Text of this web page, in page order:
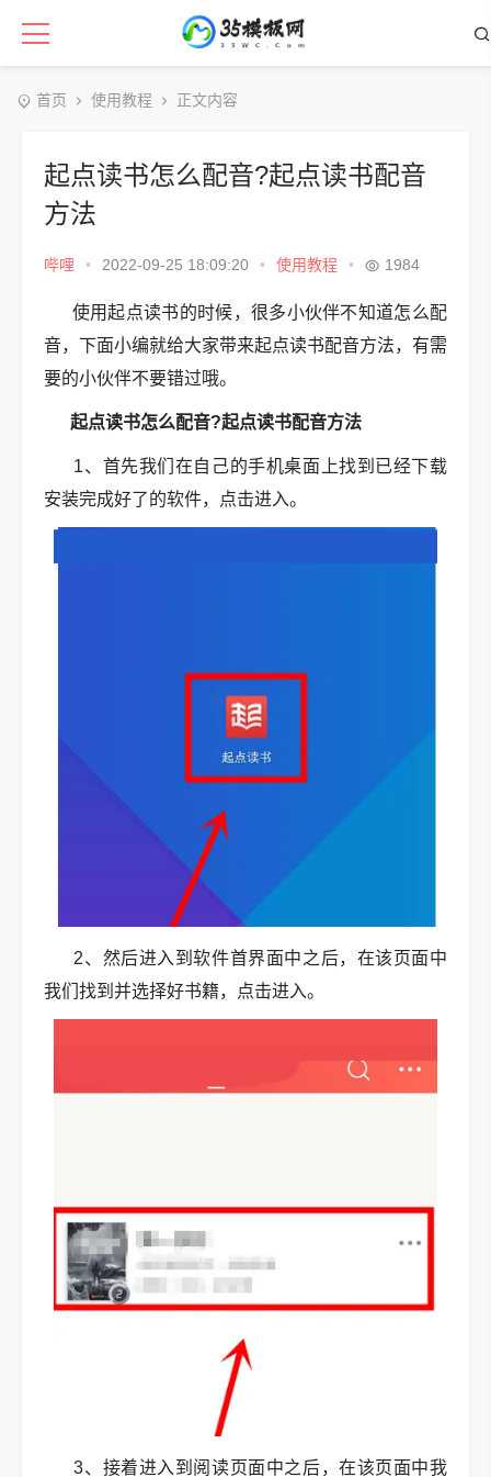
首页 使用教程 正文内容
起点读书怎么配音?起点读书配音
方法
哔哩 • 2022-09-25 18:09:20 • 使用教程 • 1984
使用起点读书的时候，很多小伙伴不知道怎么配
音，下面小编就给大家带来起点读书配音方法，有需
要的小伙伴不要错过哦。
起点读书怎么配音?起点读书配音方法
1、首先我们在自己的手机桌面上找到已经下载
安装完成好了的软件，点击进入。
2、然后进入到软件首界面中之后，在该页面中
我们找到并选择好书籍，点击进入。
3、接着进入到阅读页面中之后，在该页面中我